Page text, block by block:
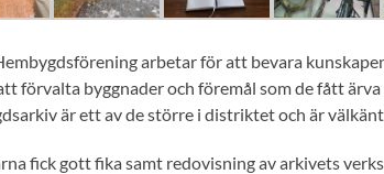
arbetar för att bevara
förvalta byggnader och föremål som de fått
är ett av de större i distriktet och är
fick gott fika samt redovisning av arkivets